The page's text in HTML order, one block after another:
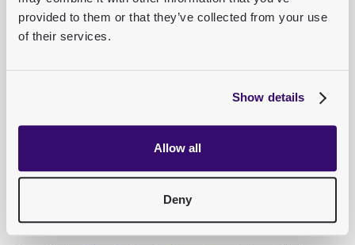
provided to them or that they’ve collected from your use
of their services.
Show details
Allow all
Deny